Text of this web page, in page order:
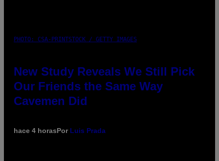
PHOTO: CSA-PRINTSTOCK / GETTY IMAGES
New Study Reveals We Still Pick
Our Friends the Same Way
Cavemen Did
hace 4 horasPor Luis Prada